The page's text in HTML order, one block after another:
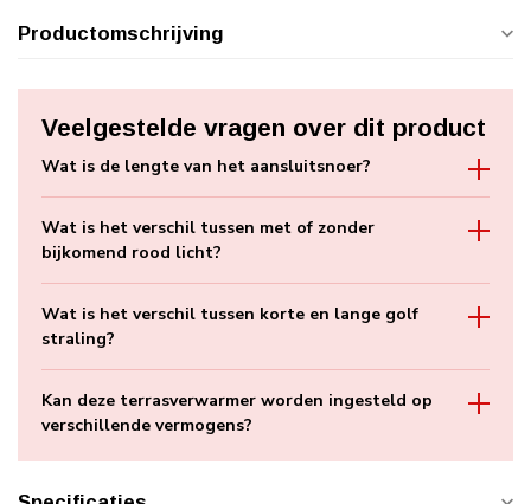
Productomschrijving
Veelgestelde vragen over dit product
Wat is de lengte van het aansluitsnoer?
Wat is het verschil tussen met of zonder
bijkomend rood licht?
Wat is het verschil tussen korte en lange golf
straling?
Kan deze terrasverwarmer worden ingesteld op
verschillende vermogens?